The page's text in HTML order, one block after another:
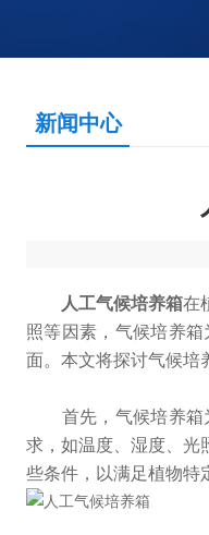
新闻中心
人工气候培养箱在
照等因素，气候培养
面。本文将探讨气候培
首先，气候培养箱为
求，如温度、湿度、光
些条件，以满足植物特